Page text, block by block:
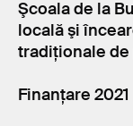
Şcoala de la
locală şi
tradiţionale de
Finanțare 2021